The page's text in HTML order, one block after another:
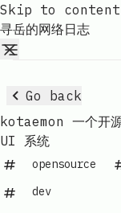
Skip to content
寻岳的网络日志
Go back
kotaemon 一个开源
UI 系统
opensource
dev